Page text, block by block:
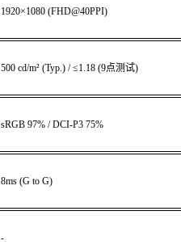
1920×1080 (FHD@40PPI)
500 cd/m² (Typ.) / ≤1.18 (9点测试)
sRGB 97% / DCI-P3 75%
8ms (G to G)
-